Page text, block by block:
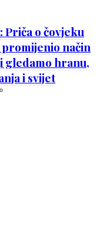
Priča o čovjeku
način
gledamo hranu,
i svijet